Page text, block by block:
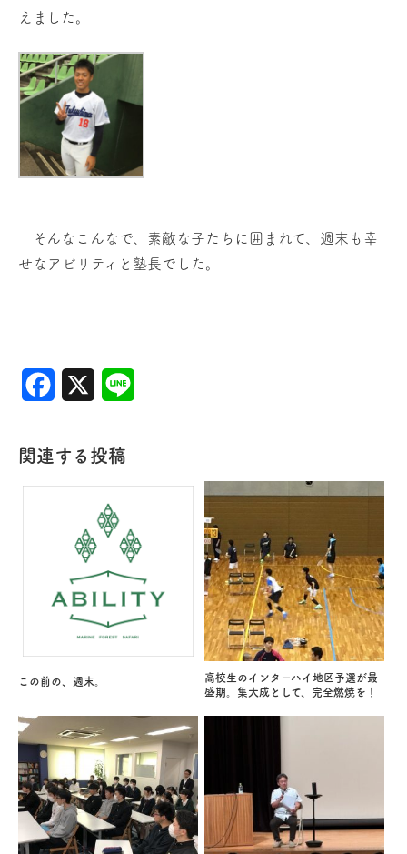
えました。
そんなこんなで、素敵な子たちに囲まれて、週末も幸
せなアビリティと塾長でした。
Facebook
関連する投稿
この前の、週末。
高校生のインターハイ地区予選が最
盛期。集大成として、完全燃焼を！